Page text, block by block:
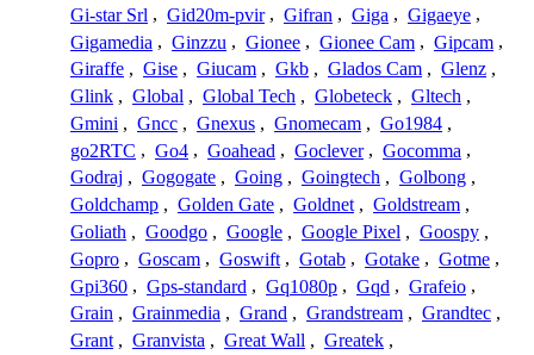
Gi-star Srl , Gid20m-pvir , Gifran , Giga , Gigaeye ,
Gigamedia , Ginzzu , Gionee , Gionee Cam , Gipcam ,
Giraffe , Gise , Giucam , Gkb , Glados Cam , Glenz ,
Glink , Global , Global Tech , Globeteck , Gltech ,
Gmini , Gncc , Gnexus , Gnomecam , Go1984 ,
go2RTC , Go4 , Goahead , Goclever , Gocomma ,
Godraj , Gogogate , Going , Goingtech , Golbong ,
Goldchamp , Golden Gate , Goldnet , Goldstream ,
Goliath , Goodgo , Google , Google Pixel , Goospy ,
Gopro , Goscam , Goswift , Gotab , Gotake , Gotme ,
Gpi360 , Gps-standard , Gq1080p , Gqd , Grafeio ,
Grain , Grainmedia , Grand , Grandstream , Grandtec ,
Grant , Granvista , Great Wall , Greatek ,